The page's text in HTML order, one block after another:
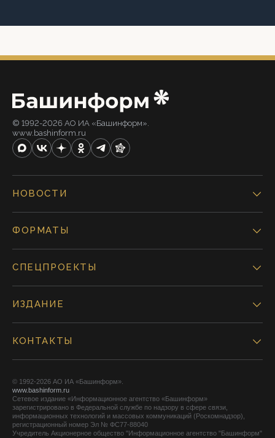
© 1992-2026 АО ИА «Башинформ».
www.bashinform.ru
НОВОСТИ
ФОРМАТЫ
СПЕЦПРОЕКТЫ
ИЗДАНИЕ
КОНТАКТЫ
© 1992-2026 АО ИА «Башинформ».
www.bashinform.ru
Сетевое издание «Информационное агентство «Башинформ»
зарегистрировано в Федеральной службе по надзору в сфере связи,
информационных технологий и массовых коммуникаций (Роскомнадзор),
регистрационный номер Эл № ФС77-88040
Учредитель Акционерное общество "Информационное агентство "Башинформ"